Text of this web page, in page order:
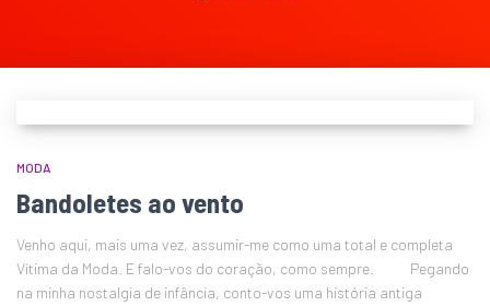
MODA
Bandoletes ao vento
Venho aqui, mais uma vez, assumir-me como uma total e completa
Vítima da Moda. E falo-vos do coração, como sempre. Pegando
na minha nostalgia de infância, conto-vos uma história antiga